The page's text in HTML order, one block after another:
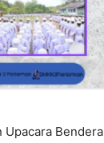
Upacara Bendera